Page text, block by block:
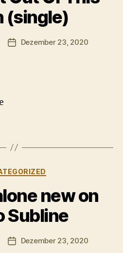
(single)
Beitragsdatum
Dezember 23, 2020
Kategorien
new on
Subline
Beitragsdatum
Dezember 23, 2020